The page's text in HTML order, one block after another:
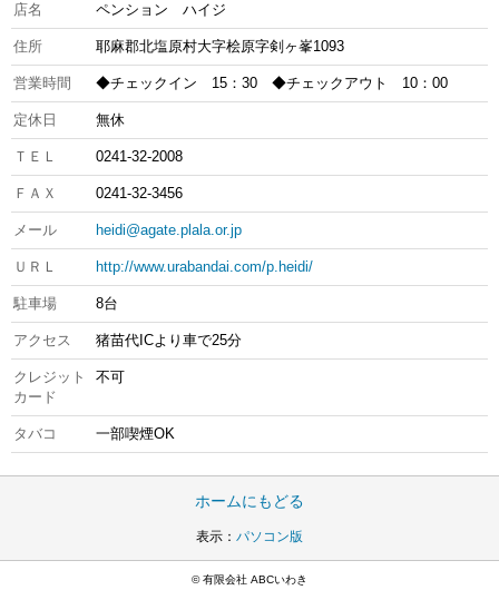
店名 ペンション ハイジ
住所 耶麻郡北塩原村大字桧原字剣ヶ峯1093
営業時間 ◆チェックイン 15：30 ◆チェックアウト 10：00
定休日 無休
ＴＥＬ 0241-32-2008
ＦＡＸ 0241-32-3456
メール heidi@agate.plala.or.jp
ＵＲＬ http://www.urabandai.com/p.heidi/
駐車場 8台
アクセス 猪苗代ICより車で25分
クレジット
カード
不可
タバコ 一部喫煙OK
ホームにもどる
表示： パソコン版
© 有限会社 ABCいわき